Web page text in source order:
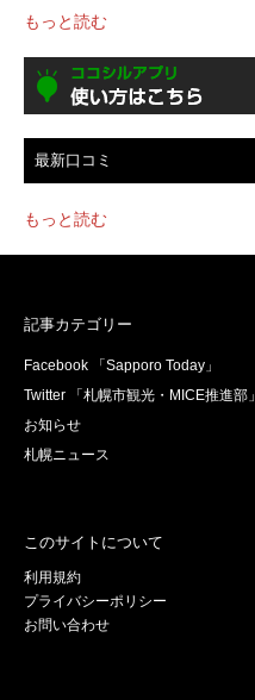
もっと読む
最新口コミ
もっと読む
記事カテゴリー
Facebook 「Sapporo Today」
Twitter 「札幌市観光・MICE推進部」
お知らせ
札幌ニュース
このサイトについて
利用規約
プライバシーポリシー
お問い合わせ